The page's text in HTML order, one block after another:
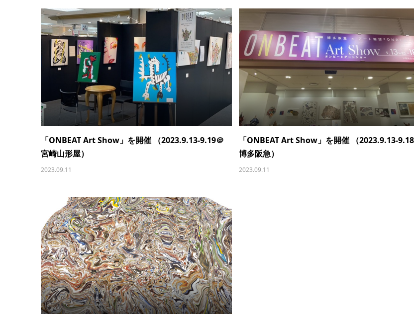
「ONBEAT Art Show」を開催 （2023.9.13-9.19＠
宮崎山形屋）
2023.09.11
「ONBEAT Art Show」を開催 （2023.9.13-
博多阪急）
2023.09.11